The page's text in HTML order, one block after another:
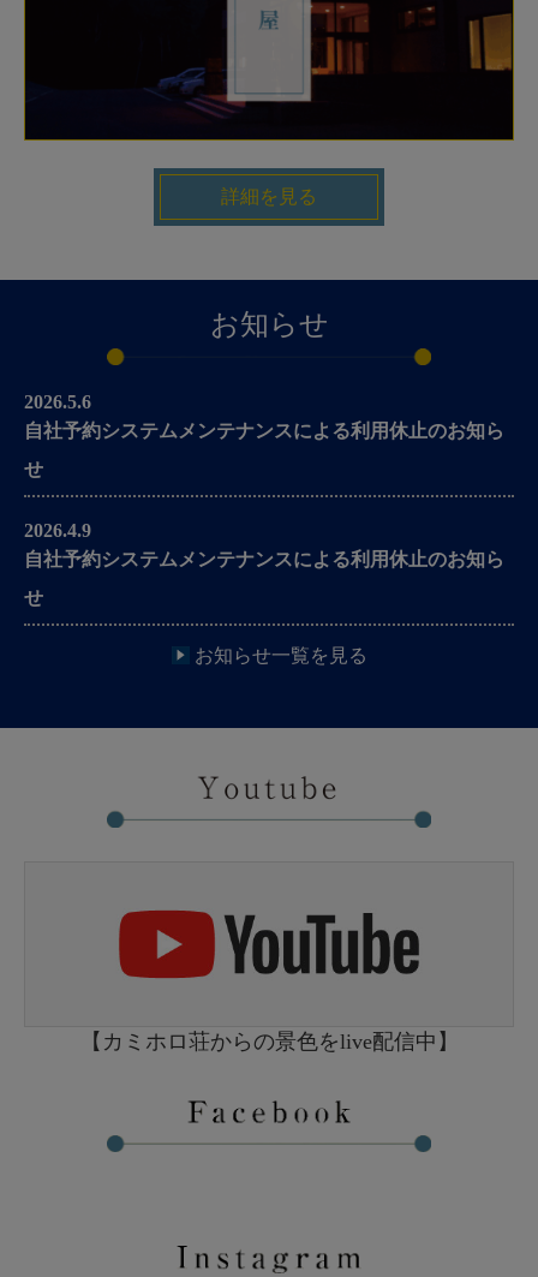
詳細を見る
お知らせ
2026.5.6
自社予約システムメンテナンスによる利用休止のお知ら
せ
2026.4.9
自社予約システムメンテナンスによる利用休止のお知ら
せ
お知らせ一覧を見る
【カミホロ荘からの景色をlive配信中】